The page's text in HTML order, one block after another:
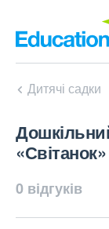
Дитячі садки
«Світанок»
0 відгуків